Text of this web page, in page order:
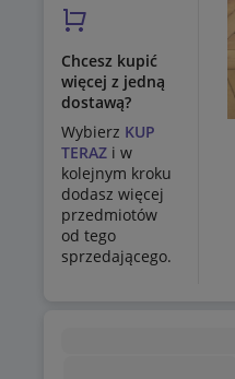
Chcesz kupić
więcej z jedną
dostawą?
Wybierz KUP
TERAZ i w
kolejnym kroku
dodasz więcej
przedmiotów
od tego
sprzedającego.